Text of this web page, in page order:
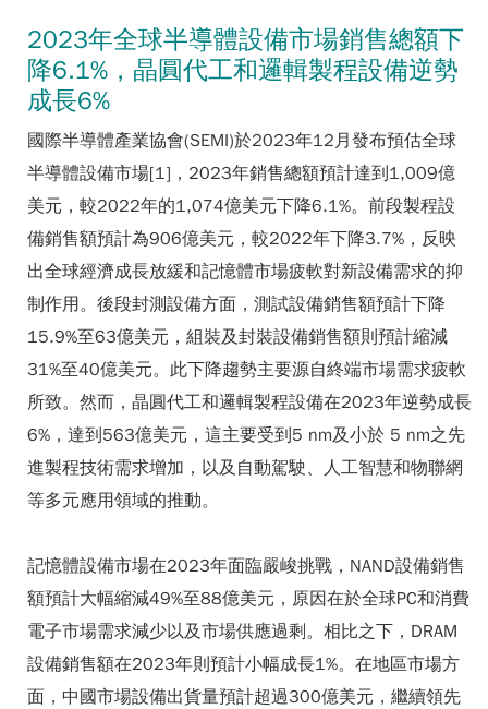
2023年全球半導體設備市場銷售總額下
降6.1%，晶圓代工和邏輯製程設備逆勢
成長6%
國際半導體產業協會(SEMI)於2023年12月發布預估全球
半導體設備市場[1]，2023年銷售總額預計達到1,009億
美元，較2022年的1,074億美元下降6.1%。前段製程設
備銷售額預計為906億美元，較2022年下降3.7%，反映
出全球經濟成長放緩和記憶體市場疲軟對新設備需求的抑
制作用。後段封測設備方面，測試設備銷售額預計下降
15.9%至63億美元，組裝及封裝設備銷售額則預計縮減
31%至40億美元。此下降趨勢主要源自終端市場需求疲軟
所致。然而，晶圓代工和邏輯製程設備在2023年逆勢成長
6%，達到563億美元，這主要受到5 nm及小於 5 nm之先
進製程技術需求增加，以及自動駕駛、人工智慧和物聯網
等多元應用領域的推動。
記憶體設備市場在2023年面臨嚴峻挑戰，NAND設備銷售
額預計大幅縮減49%至88億美元，原因在於全球PC和消費
電子市場需求減少以及市場供應過剩。相比之下，DRAM
設備銷售額在2023年則預計小幅成長1%。在地區市場方
面，中國市場設備出貨量預計超過300億美元，繼續領先